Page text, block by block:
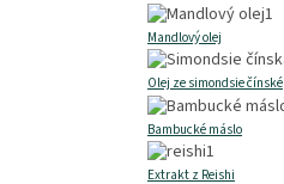
1
Mandlový olej
Olej ze simondsie čínské
Bambucké máslo
1
Extrakt z Reishi